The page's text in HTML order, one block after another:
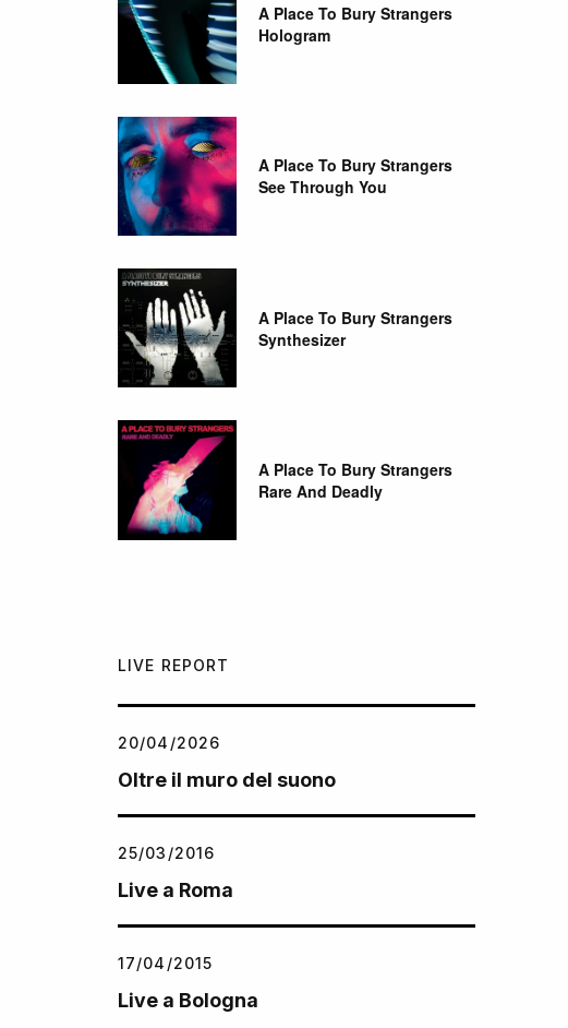
A Place To Bury Strangers
Hologram
A Place To Bury Strangers
See Through You
A Place To Bury Strangers
Synthesizer
A Place To Bury Strangers
Rare And Deadly
LIVE REPORT
20/04/2026
Oltre il muro del suono
25/03/2016
Live a Roma
17/04/2015
Live a Bologna